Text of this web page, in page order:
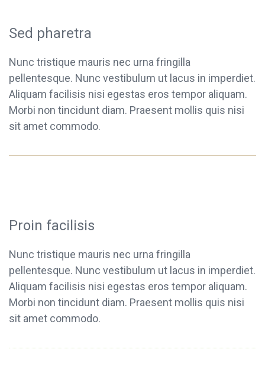
Sed pharetra
Nunc tristique mauris nec urna fringilla
pellentesque. Nunc vestibulum ut lacus in imperdiet.
Aliquam facilisis nisi egestas eros tempor aliquam.
Morbi non tincidunt diam. Praesent mollis quis nisi
sit amet commodo.
Proin facilisis
Nunc tristique mauris nec urna fringilla
pellentesque. Nunc vestibulum ut lacus in imperdiet.
Aliquam facilisis nisi egestas eros tempor aliquam.
Morbi non tincidunt diam. Praesent mollis quis nisi
sit amet commodo.